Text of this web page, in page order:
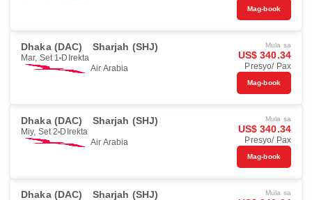
Mag-book
Dhaka (DAC) Sharjah (SHJ)
Mar, Set 1 DIrekta
Air Arabia
Mula sa
US$ 340.34
Presyo/ Pax
Mag-book
Dhaka (DAC) Sharjah (SHJ)
Miy, Set 2 DIrekta
Air Arabia
Mula sa
US$ 340.34
Presyo/ Pax
Mag-book
Dhaka (DAC) Sharjah (SHJ) Mula sa